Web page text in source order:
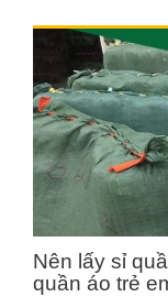
Nên lấy sỉ
quần áo trẻ